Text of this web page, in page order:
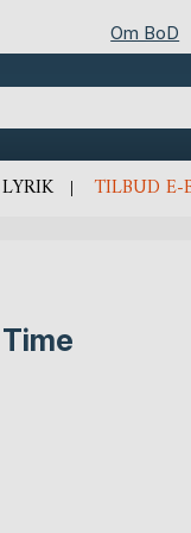
Om BoD
LYRIK TILBUD E-